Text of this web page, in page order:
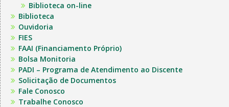
Biblioteca on-line
Biblioteca
Ouvidoria
FIES
FAAI (Financiamento Próprio)
Bolsa Monitoria
PADI – Programa de Atendimento ao Discente
Solicitação de Documentos
Fale Conosco
Trabalhe Conosco